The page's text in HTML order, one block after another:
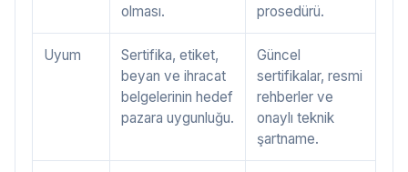
olması.
prosedürü.
Uyum
Sertifika, etiket,
beyan ve ihracat
belgelerinin hedef
pazara uygunluğu.
Güncel
sertifikalar, resmi
rehberler ve
onaylı teknik
şartname.